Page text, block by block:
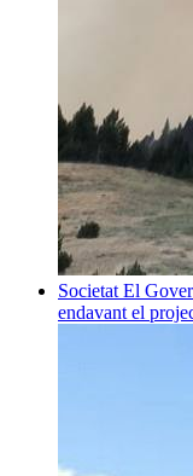
Societat El
endavant el